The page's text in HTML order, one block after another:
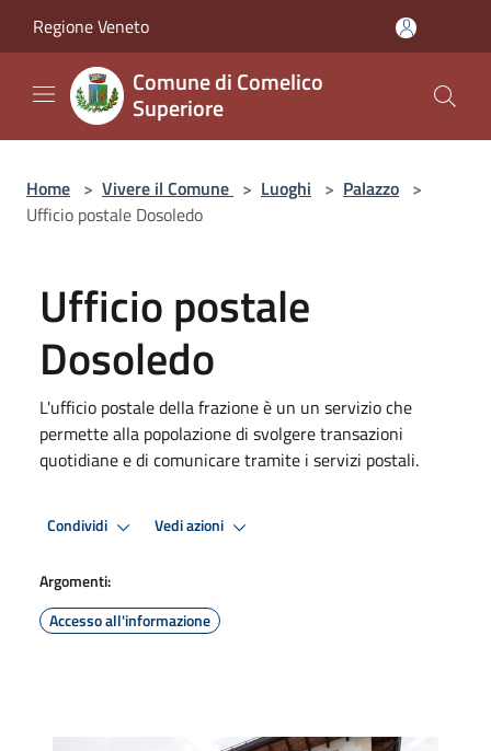
Regione Veneto
Comune di Comelico
Superiore
Home > Vivere il Comune > Luoghi > Palazzo >
Ufficio postale Dosoledo
Ufficio postale
Dosoledo
L'ufficio postale della frazione è un un servizio che
permette alla popolazione di svolgere transazioni
quotidiane e di comunicare tramite i servizi postali.
Condividi Vedi azioni
Argomenti:
Accesso all'informazione